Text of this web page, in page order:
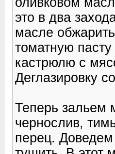
это в два
масле
томатную
кастрюлю с
Деглазировку
Теперь зальем
чернослив,
перец.